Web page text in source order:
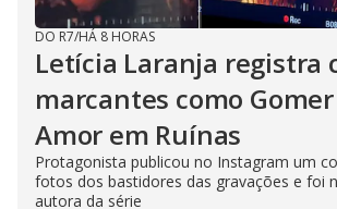
DO R7/HÁ 8 HORAS
Letícia Laranja registra
marcantes como
Amor em Ruínas
Protagonista publicou no Instagram um
fotos dos bastidores das gravações e foi
autora da série